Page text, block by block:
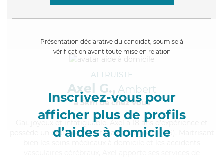
Présentation déclarative du candidat, soumise à
vérification avant toute mise en relation
Inscrivez-vous pour
afficher plus de profils
d’aides à domicile
ALTRUISTE
Axel G., Ambert
à 5km de chez Vous
, joyeux et infatiguable, Axel a 18 ans d'expérience et
possède un diplôme d'Etat d'aide-soignant (AS). Maitrisant